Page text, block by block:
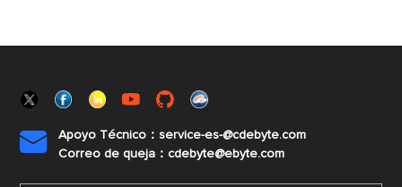

Apoyo Técnico：service-es-@cdebyte.com
Correo de queja：cdebyte@ebyte.com